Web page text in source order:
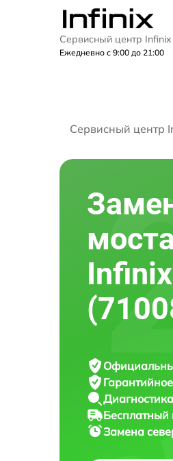
Сервисный центр Infinix
Ежедневно с 9:00 до 21:00
Сервисный центр
Бесплатный
Замена